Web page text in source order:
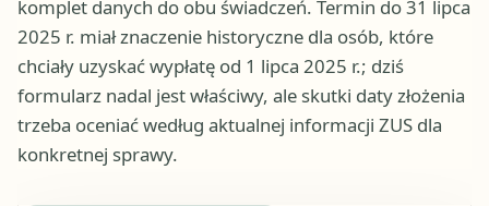
komplet danych do obu świadczeń. Termin do 31 lipca
2025 r. miał znaczenie historyczne dla osób, które
chciały uzyskać wypłatę od 1 lipca 2025 r.; dziś
formularz nadal jest właściwy, ale skutki daty złożenia
trzeba oceniać według aktualnej informacji ZUS dla
konkretnej sprawy.